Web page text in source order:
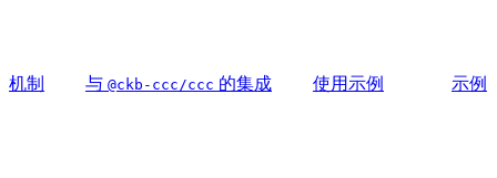
机制 与 @ckb-ccc/ccc 的集成 使用示例 示例